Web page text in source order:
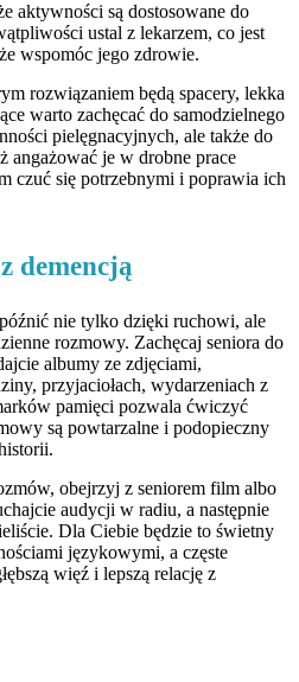
aktywności są dostosowane do
ustal z lekarzem, co jest
wspomóc jego zdrowie.
rozwiązaniem będą spacery, lekka
warto zachęcać do samodzielnego
pielęgnacyjnych, ale także do
angażować je w drobne prace
czuć się potrzebnymi i poprawia ich
demencją
nie tylko dzięki ruchowi, ale
rozmowy. Zachęcaj seniora do
albumy ze zdjęciami,
przyjaciołach, wydarzeniach z
pamięci pozwala ćwiczyć
są powtarzalne i podopieczny
obejrzyj z seniorem film albo
audycji w radiu, a następnie
Dla Ciebie będzie to świetny
językowymi, a częste
więź i lepszą relację z